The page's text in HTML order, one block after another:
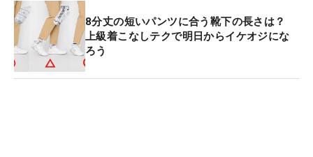
8分丈の短いパンツに合う靴下の長さは？
上級着こなしテクで明日からイケオジにな
ろう